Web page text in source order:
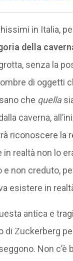
in Italia,
della
senza la
di oggetti
che quella
caverna,
riconoscere la
realtà non lo
e non creduto,
esistere in
antica e
di Zuckerberg
Non